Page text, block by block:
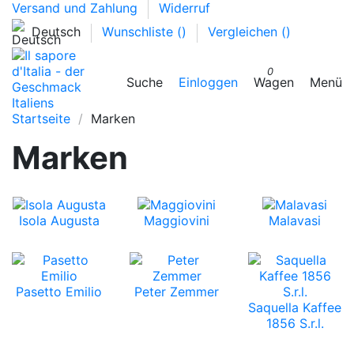
Versand und Zahlung
Widerruf
Deutsch
Wunschliste () Vergleichen ()
Suche Einloggen
0
Wagen Menü
Startseite Marken
Marken
Isola Augusta Maggiovini Malavasi
Pasetto Emilio
Peter Zemmer
Saquella Kaffee
1856 S.r.l.